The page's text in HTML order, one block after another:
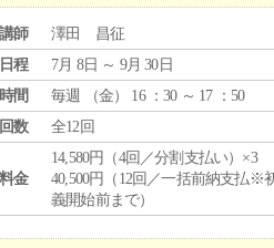
講師
澤田 昌征
日程
7月 8日 ～ 9月 30日
時間
毎週 （金） 16 ：30 ～ 17 ：50
回数
全12回
料金
14,580円（4回／分割支払い）×3
40,500円（12回／一括前納支払※
義開始前まで）